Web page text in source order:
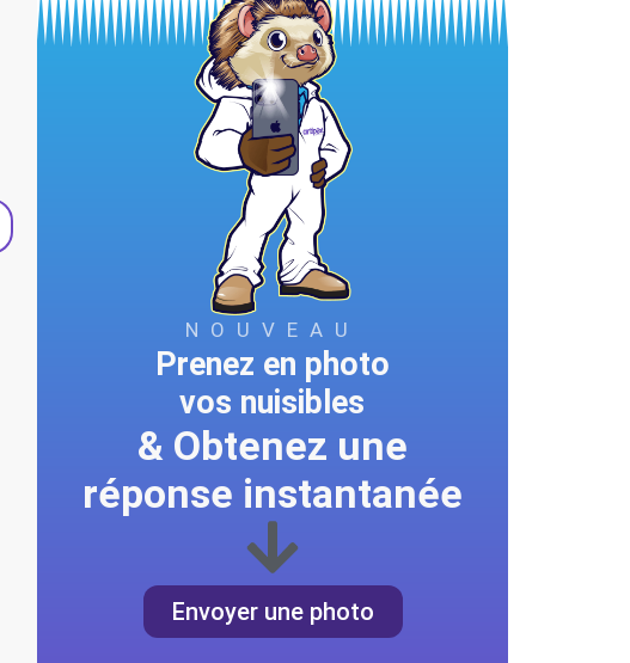
NOUVEAU
Prenez en photo
vos nuisibles
& Obtenez une
réponse instantanée
Envoyer une photo